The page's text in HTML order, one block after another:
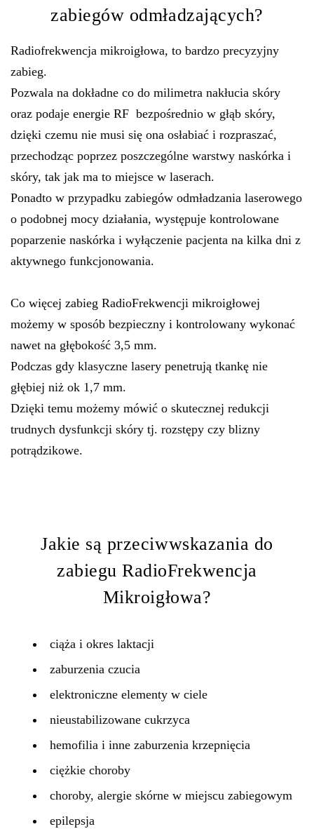
zabiegów odmładzających?
Radiofrekwencja mikroigłowa, to bardzo precyzyjny
zabieg.
Pozwala na dokładne co do milimetra nakłucia skóry
oraz podaje energie RF bezpośrednio w głąb skóry,
dzięki czemu nie musi się ona osłabiać i rozpraszać,
przechodząc poprzez poszczególne warstwy naskórka i
skóry, tak jak ma to miejsce w laserach.
Ponadto w przypadku zabiegów odmładzania laserowego
o podobnej mocy działania, występuje kontrolowane
poparzenie naskórka i wyłączenie pacjenta na kilka dni z
aktywnego funkcjonowania.
Co więcej zabieg RadioFrekwencji mikroigłowej
możemy w sposób bezpieczny i kontrolowany wykonać
nawet na głębokość 3,5 mm.
Podczas gdy klasyczne lasery penetrują tkankę nie
głębiej niż ok 1,7 mm.
Dzięki temu możemy mówić o skutecznej redukcji
trudnych dysfunkcji skóry tj. rozstępy czy blizny
potrądzikowe.
Jakie są przeciwwskazania do
zabiegu RadioFrekwencja
Mikroigłowa?
ciąża i okres laktacji
zaburzenia czucia
elektroniczne elementy w ciele
nieustabilizowane cukrzyca
hemofilia i inne zaburzenia krzepnięcia
ciężkie choroby
choroby, alergie skórne w miejscu zabiegowym
epilepsja